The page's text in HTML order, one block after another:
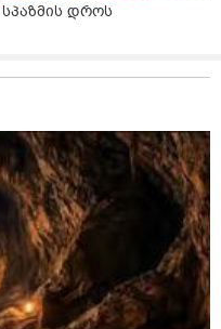
სპაზმის დროს